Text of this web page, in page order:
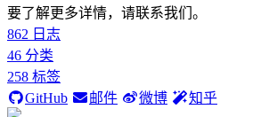
要了解更多详情，请联系我们。
862 日志
46 分类
258 标签
GitHub
邮件 微博 知乎